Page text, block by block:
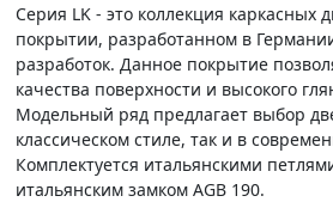
Серия LK - это коллекция каркасных
покрытии, разработанном в
разработок. Данное покрытие
качества поверхности и высокого
Модельный ряд предлагает выбор
классическом стиле, так и в
Комплектуется итальянскими
итальянским замком AGB 190.